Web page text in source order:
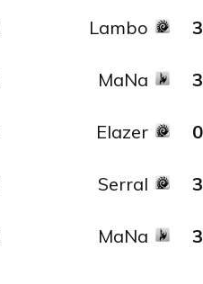
Lambo
MaNa
Elazer
Serral
MaNa